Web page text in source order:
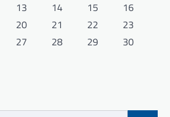
13 14 15
16
20 21 22
23
27 28 29
30